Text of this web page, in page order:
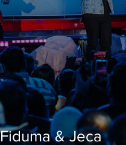
& Jeca